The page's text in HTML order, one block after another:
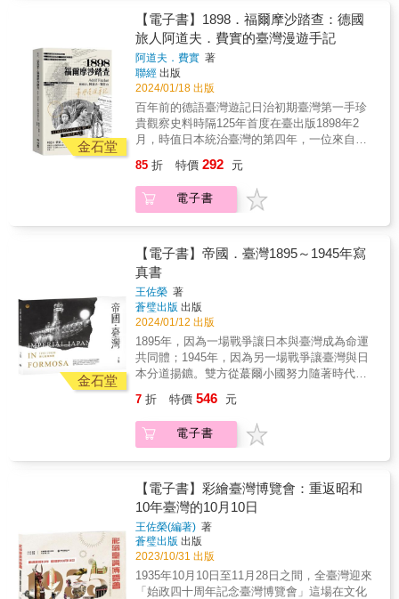
銷作家．醫師 雷祥麟｜中研院近代史研究所
研究員兼所長 薛化元｜國立政治大學臺史所
教授 謝金魚｜歷史作家 （依姓氏筆畫排
序） &
灣人處境之奇遇，也一邊感懷被大時代翻弄的
歷史。&mdash;&mdash;鍾淑敏 力航在書中對
於史料的爬梳，以及說明醫師與時代的關係，
讓我們可以一窺當時的醫療環境、政治情況，
還有醫師和社會的互動等
&hellip;&hellip;&mdash;&mdash;蘇上豪 齊聲
推薦 李文成｜知名作者．一歷百憂解 何義麟｜
國立臺北教育大學臺文所教授 李尚仁｜中研
院歷史語言所研究員 李 崗｜影想文化藝術
基金會執行長 林宜敬｜艾爾科技 CEO 張
院顧問 張典婉｜文字工作者 郭文華｜國立
陽明交通大學科技與社會研究所．公共衛生研
究所教授 楊斯棓｜《要有一個人》作者．暢
研究員兼所長 薛化元｜國立政治大學臺史所
教授 謝金魚｜歷史作家 （依姓氏筆畫排
序） &
參與神社事務的證明。同時，信眾與統治者也
會以奉納、寄贈等名義，將精美的書畫、工藝
品、裝飾品獻納進入神社，表達對神明／國家
的崇敬與向心力，因此逐漸形成品質及數量可
觀的臺灣神社收藏。二戰後，這些臺灣神社收
藏的文物、藝術品，部分被移交到省立博物館
（今之國立臺灣博物館）鎖藏於庫房中，多年
來罕見天日、不為人知；部分收藏以及神社相
銷毀，有的深埋地底，有的至今仍不知所終。
本書精選十件最具代表性，且能反映臺灣神社
歷史時序性的「神社之物」作為各章的主題，
包含繪畫、工藝器物、紀念碑，以及紀錄神社
文物交接的「清單」，甚至神宮內最神秘不得
見於世的供奉祭神──北白川宮能久親王的「御
靈代（神體）」等。特別揭示1945年二戰結
束，臺灣神社舉行「升神之儀」後，殖民者引
進的神靈正式離開臺灣，涉及以往未曾受到關
注的，有關神社信仰如何在臺灣經由舉行儀
式、完成終結的具體過程。並且進一步探討後
續留存在臺灣，原本屬於神社的器物，在轉變
成為戰敗國遺物的身分後，如何面臨超乎想像
的移轉、改作與再詮釋的意外命運。好評推薦
王子碩 聚珍臺灣總監李子寧 國立臺灣博物
館副研究員林育生 圓山大飯店董事長凌宗
魁 建築文資工作者陳立栢 陳澄波基金會董
事長鈴木惠可 中央研究院歷史語言研究所助
阿道夫．費實的生平簡歷及其民族誌研究，他
出生於奧地利，喜愛藝術及旅遊，為德國科隆
東亞藝術博物館的創辦人。1898年2月至5月，
費實親身探訪日治初期的臺灣，彼時國際間對
這個日本的新殖民地所知不多，費實想觀察的
重點是臺灣在進入日本統治時代後，島內不同
族群以及與外來者之間的關係為何，並且注意
日本人以何種方式建設臺灣以獲取經濟利益。
費實的臺灣紀行雖充滿帝國主義及個人主觀批
判，卻也十分詳細地記載了當時漢人及原住民
灣社會狀況的讀者而言，食衣住行育樂的描寫
皆不缺，乃彌足珍貴的第一手旅遊書寫紀錄。
金石堂
【電子書】1898．福爾摩沙踏查：德國
旅人阿道夫．費實的臺灣漫遊手記
阿道夫．費實 著
聯經 出版
2024/01/18 出版
百年前的德語臺灣遊記日治初期臺灣第一手珍
貴觀察史料時隔125年首度在臺出版1898年2
月，時值日本統治臺灣的第四年，一位來自德
了親自見識「日本的戰利品」，造訪了臺灣
島，留下了詳盡的踏查紀錄……★ 塵封一百多
年的珍貴臺灣民族研究史料，首度直接由德文
阿道夫．費實的生平簡歷及其民族誌研究，他
出生於奧地利，喜愛藝術及旅遊，為德國科隆
東亞藝術博物館的創辦人。1898年2月至5月，
費實親身探訪日治初期的臺灣，彼時國際間對
這個日本的新殖民地所知不多，費實想觀察的
重點是臺灣在進入日本統治時代後，島內不同
族群以及與外來者之間的關係為何，並且注意
日本人以何種方式建設臺灣以獲取經濟利益。
費實的臺灣紀行雖充滿帝國主義及個人主觀批
判，卻也十分詳細地記載了當時漢人及原住民
灣社會狀況的讀者而言，食衣住行育樂的描寫
皆不缺，乃彌足珍貴的第一手旅遊書寫紀錄。
85 折 特價 292 元
電子書
金石堂
【電子書】帝國．臺灣1895～1945年寫
真書
王佐榮 著
蒼璧出版 出版
2024/01/12 出版
1895年，因為一場戰爭讓日本與臺灣成為命運
共同體；1945年，因為另一場戰爭讓臺灣與日
本分道揚鑣。雙方從蕞爾小國努力隨著時代的
業徹底崩壞。本書蒐集百餘張珍貴圖片，敘述
父執輩因戰敗不願再提的往事、學校不敢教的
故事與之前政府不肯面對的歷史。同時載負著
因果的有溫度寫真書。
7 折 特價 546 元
電子書
【電子書】彩繪臺灣博覽會：重返昭和
10年臺灣的10月10日
王佐榮(編著) 著
蒼璧出版 出版
2023/10/31 出版
1935年10月10日至11月28日之間，全臺灣迎來
「始政四十周年記念臺灣博覽會」這場在文化